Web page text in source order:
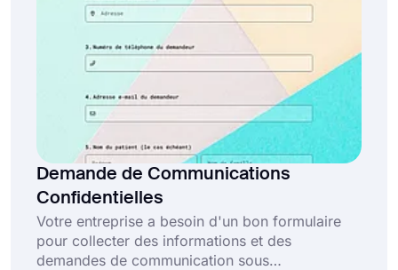
Demande de Communications
Confidentielles
Votre entreprise a besoin d'un bon formulaire
pour collecter des informations et des
demandes de communication sous